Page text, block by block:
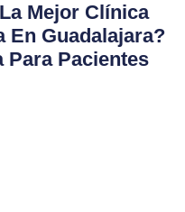
Mejor Clínica
En Guadalajara?
Para Pacientes